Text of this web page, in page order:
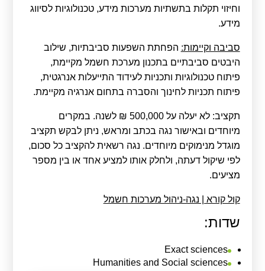
וחיזוי תקלות בתשתיות מערכות מידע, טכנולוגיות לסיווג
מידע.
סביבה וקיימות: הפחתת השפעות סביבתיות, שילוב
היבטים סביבתיים בתכנון מערכת חשמל מקיימת,
פיתוח טכנולוגיות ותכניות לעידוד התייעלות אנרגטית,
פיתוח תכניות לחינוך והסברה בתחום אנרגיה מקיימת.
תקציב: לא יעלה על 500,000 ₪ לשנה. במקרים
מיוחדים ובאישור נגה בכתב ומראש, ניתן לבקש תקציב
מוגדל מנימוקים מיוחדים. נגה רשאית להקציב כל סכום,
לפי שיקול דעתה, ולחלק אותו למציע אחד או בין מספר
מציעים.
קול קורא | נגה-ניהול מערכות חשמל
שדות:
Exact sciences
Humanities and Social sciences